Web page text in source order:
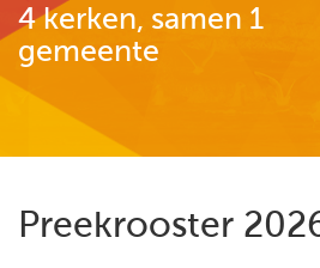
4 kerken, samen 1
gemeente
Preekrooster